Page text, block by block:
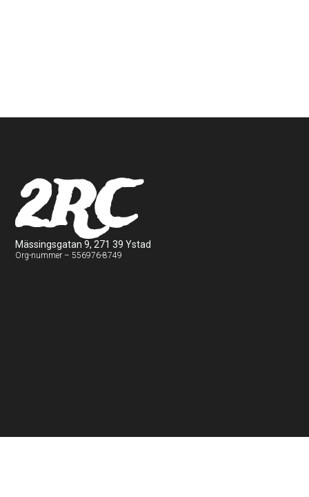
2RC
Mässingsgatan 9, 271 39 Ystad
Org-nummer – 556976-8749